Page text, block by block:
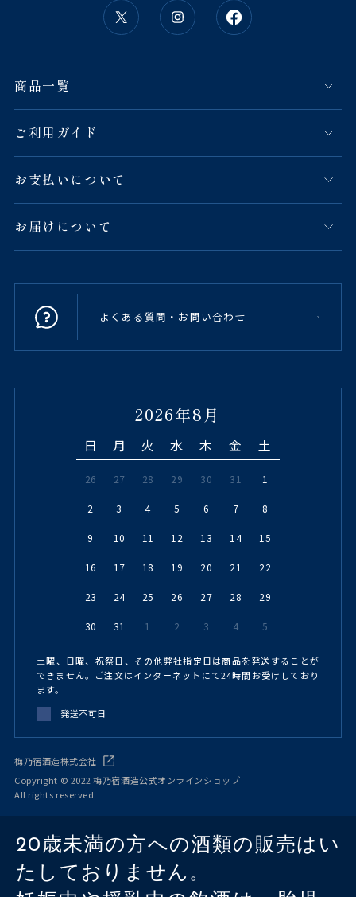
商品一覧
ご利用ガイド
お支払いについて
お届けについて
よくある質問・お問い合わせ
2026年8月
日 月 火 水 木 金 土
26 27 28 29 30 31 1
2 3 4 5 6 7 8
9 10 11 12 13 14 15
16 17 18 19 20 21 22
23 24 25 26 27 28 29
30 31 1 2 3 4 5
土曜、日曜、祝祭日、その他弊社指定日は商品を発送することが
できません。ご注文はインターネットにて24時間お受けしており
ます。
発送不可日
梅乃宿酒造株式会社
Copyright © 2022 梅乃宿酒造公式オンラインショップ
All rights reserved.
20歳未満の方への酒類の販売はい
たしておりません。